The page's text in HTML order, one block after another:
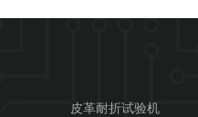
皮革耐折试验机